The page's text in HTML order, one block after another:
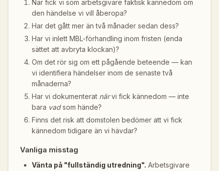
När fick vi som arbetsgivare faktisk kännedom om
den händelse vi vill åberopa?
Har det gått mer än två månader sedan dess?
Har vi inlett MBL-förhandling inom fristen (enda
sättet att avbryta klockan)?
Om det rör sig om ett pågående beteende — kan
vi identifiera händelser inom de senaste två
månaderna?
Har vi dokumenterat närvi fick kännedom — inte
bara vadsom hände?
Finns det risk att domstolen bedömer att vi fick
kännedom tidigare än vi hävdar?
Vanliga misstag
Vänta på "fullständig utredning". Arbetsgivare